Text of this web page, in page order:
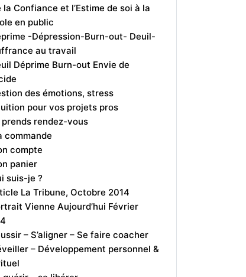
la Confiance et l’Estime de soi à la
en public
-Dépression-Burn-out- Deuil-
au travail
Déprime Burn-out Envie de
des émotions, stress
pour vos projets pros
prends rendez-vous
commande
compte
panier
suis-je ?
La Tribune, Octobre 2014
Vienne Aujourd’hui Février
– S’aligner – Se faire coacher
– Développement personnel &